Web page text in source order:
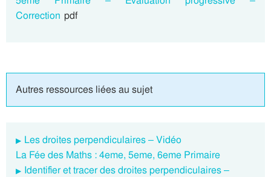
Correction pdf
Autres ressources liées au sujet
Les droites perpendiculaires – Vidéo
La Fée des Maths : 4eme, 5eme, 6eme Primaire
Identifier et tracer des droites perpendiculaires –